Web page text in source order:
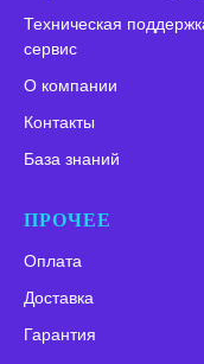
Техническая
сервис
О компании
Контакты
База знаний
ПРОЧЕЕ
Оплата
Доставка
Гарантия